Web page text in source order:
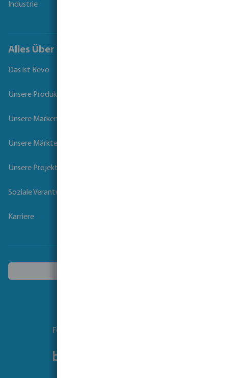
Industrie
Alles Über Bevo
Das ist Bevo
Unsere Produkte
Unsere Marken
Unsere Märkte
Unsere Projekte
Soziale Verantwortung der Unternehmen
Karriere
Folgen Sie uns